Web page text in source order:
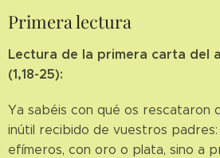
Primera lectura
Lectura de la primera carta del
(1,18-25):
Ya sabéis con qué os rescataron
inútil recibido de vuestros
efímeros, con oro o plata, sino a